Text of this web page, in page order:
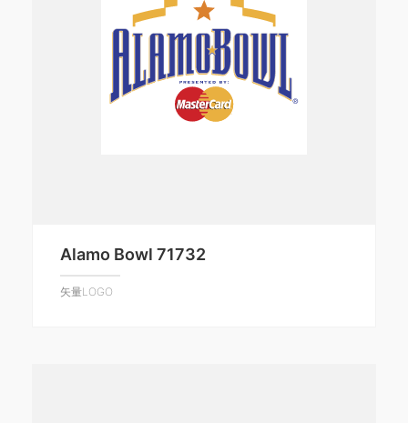
Alamo Bowl 71732
矢量LOGO